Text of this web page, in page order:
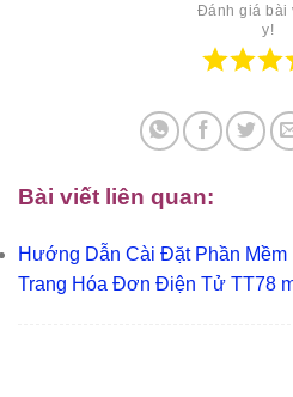
Đánh giá bài
y!
Bài viết liên quan:
Hướng Dẫn Cài Đặt Phần
Trang Hóa Đơn Điện Tử TT78